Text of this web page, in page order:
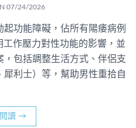
07/24/2026
功能障礙，佔所有陽痿病例
作壓力對性功能的影響，並
包括調整生活方式、伴侶支
利士）等，幫助男性重拾自
讀 →